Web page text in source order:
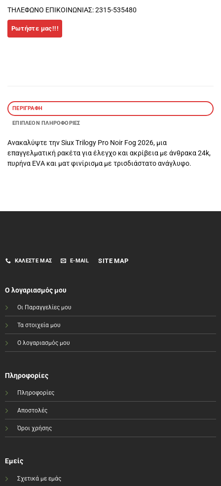
ΤΗΛΕΦΩΝΟ ΕΠΙΚΟΙΝΩΝΙΑΣ: 2315-535480
ΠΕΡΙΓΡΑΦΉ
ΕΠΙΠΛΈΟΝ ΠΛΗΡΟΦΟΡΊΕΣ
Ανακαλύψτε την Siux Trilogy Pro Noir Fog 2026, μια
επαγγελματική ρακέτα για έλεγχο και ακρίβεια με άνθρακα 24k,
πυρήνα EVA και ματ φινίρισμα με τρισδιάστατο ανάγλυφο.
ΚΑΛΈΣΤΕ ΜΑΣ E-MAIL SITE MAP
Ο λογαριασμός μου
Οι Παραγγελίες μου
Τα στοιχεία μου
Ο λογαριασμός μου
Πληροφορίες
Πληροφορίες
Αποστολές
Όροι χρήσης
Εμείς
Σχετικά με εμάς